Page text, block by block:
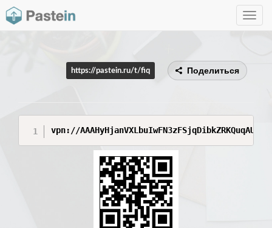
Toggle
https://pastein.ru/t/fiq Поделиться
vpn://